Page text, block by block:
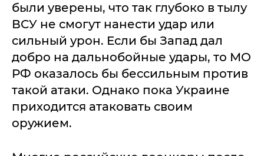
были уверены, что так глубоко в тылу
ВСУ не смогут нанести удар или
сильный урон. Если бы Запад дал
добро на дальнобойные удары, то МО
РФ оказалось бы бессильным против
такой атаки. Однако пока Украине
приходится атаковать своим
оружием.